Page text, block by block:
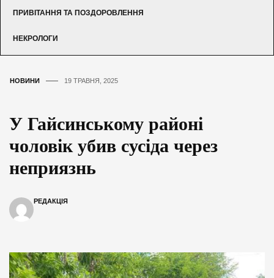
ПРИВІТАННЯ ТА ПОЗДОРОВЛЕННЯ
НЕКРОЛОГИ
НОВИНИ 19 ТРАВНЯ, 2025
У Гайсинському районі
чоловік убив сусіда через
неприязнь
РЕДАКЦІЯ